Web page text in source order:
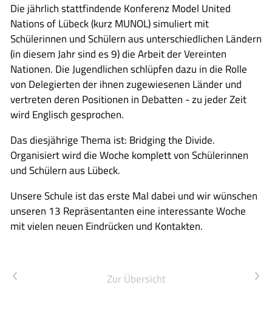
Die jährlich stattfindende Konferenz Model United
Nations of Lübeck (kurz MUNOL) simuliert mit
Schülerinnen und Schülern aus unterschiedlichen Ländern
(in diesem Jahr sind es 9) die Arbeit der Vereinten
Nationen. Die Jugendlichen schlüpfen dazu in die Rolle
von Delegierten der ihnen zugewiesenen Länder und
vertreten deren Positionen in Debatten - zu jeder Zeit
wird Englisch gesprochen.
Das diesjährige Thema ist: Bridging the Divide.
Organisiert wird die Woche komplett von Schülerinnen
und Schülern aus Lübeck.
Unsere Schule ist das erste Mal dabei und wir wünschen
unseren 13 Repräsentanten eine interessante Woche
mit vielen neuen Eindrücken und Kontakten.
Vorheriger Artikel Zur Übersicht Nächster Artikel